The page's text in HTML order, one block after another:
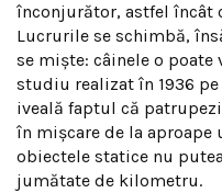
înconjurător, astfel încât
Lucrurile se schimbă,
se mişte: câinele o poate
studiu realizat în 1936
iveală faptul că
în mişcare de la
obiectele statice nu
jumătate de kilometru.